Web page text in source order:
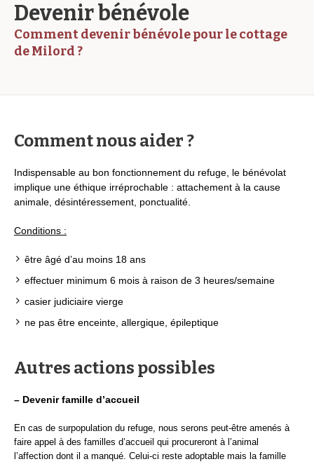
Devenir bénévole
Comment devenir bénévole pour le cottage
de Milord ?
Comment nous aider ?
Indispensable au bon fonctionnement du refuge, le bénévolat
implique une éthique irréprochable : attachement à la cause
animale, désintéressement, ponctualité.
Conditions :
être âgé d’au moins 18 ans
effectuer minimum 6 mois à raison de 3 heures/semaine
casier judiciaire vierge
ne pas être enceinte, allergique, épileptique
Autres actions possibles
– Devenir famille d’accueil
En cas de surpopulation du refuge, nous serons peut-être amenés à
faire appel à des familles d’accueil qui procureront à l’animal
l’affection dont il a manqué. Celui-ci reste adoptable mais la famille